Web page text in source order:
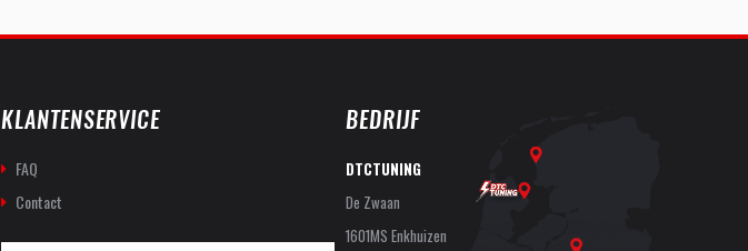
KLANTENSERVICE
FAQ
Contact
BEDRIJF
DTCTUNING
De Zwaan
1601MS Enkhuizen